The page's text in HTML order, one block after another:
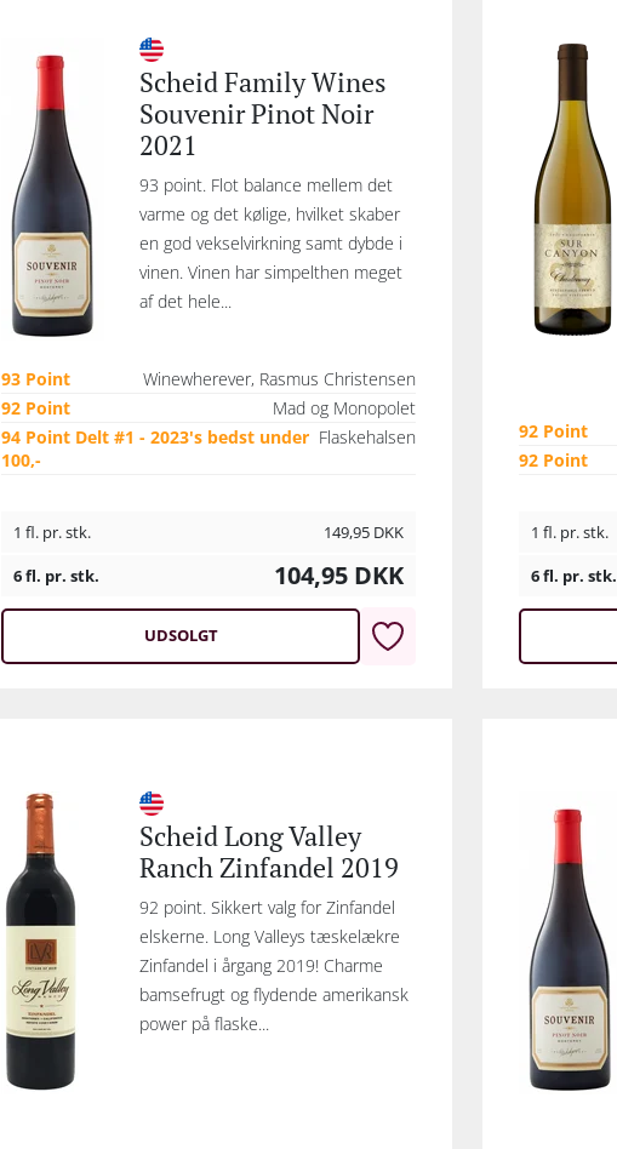
Scheid Family Wines
Souvenir Pinot Noir
2021
93 point. Flot balance mellem det
varme og det kølige, hvilket skaber
en god vekselvirkning samt dybde i
vinen. Vinen har simpelthen meget
af det hele...
93 Point
Winewherever, Rasmus Christensen
92 Point
Mad og Monopolet
94 Point Delt #1 - 2023's bedst under
100,-
Flaskehalsen
1 fl. pr. stk. 149,95 DKK
6 fl. pr. stk.
104,95 DKK
UDSOLGT
92 Point
92 Point
1 fl. pr. stk.
6 fl. pr. stk.
Scheid Long Valley
Ranch Zinfandel 2019
92 point. Sikkert valg for Zinfandel
elskerne. Long Valleys tæskelækre
Zinfandel i årgang 2019! Charme
bamsefrugt og flydende amerikansk
power på flaske...